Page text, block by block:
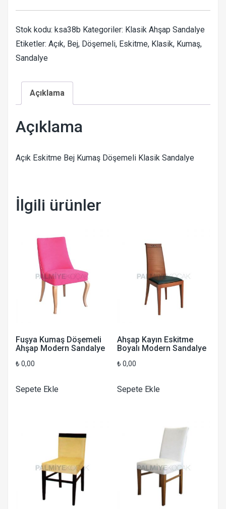
Stok kodu: ksa38b Kategoriler: Klasik Ahşap Sandalye
Etiketler: Açık, Bej, Döşemeli, Eskitme, Klasik, Kumaş,
Sandalye
Açıklama
Açıklama
Açık Eskitme Bej Kumaş Döşemeli Klasik Sandalye
İlgili ürünler
Fuşya Kumaş Döşemeli
Ahşap Modern Sandalye
₺ 0,00
Sepete Ekle
Ahşap Kayın Eskitme
Boyalı Modern Sandalye
₺ 0,00
Sepete Ekle